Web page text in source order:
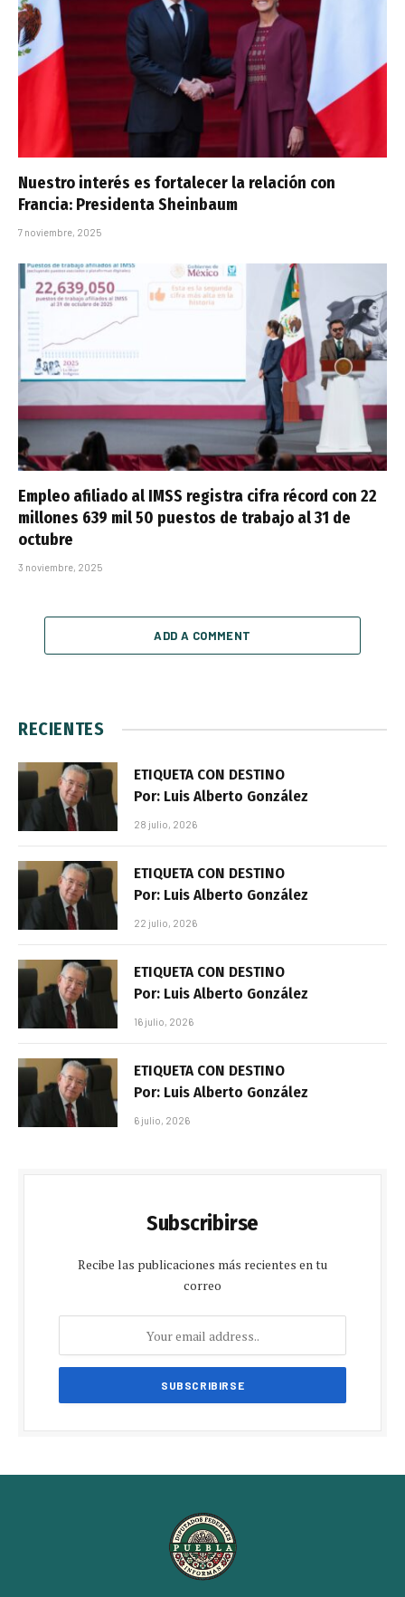
Nuestro interés es fortalecer la relación con
Francia: Presidenta Sheinbaum
7 noviembre, 2025
Empleo afiliado al IMSS registra cifra récord con 22
millones 639 mil 50 puestos de trabajo al 31 de
octubre
3 noviembre, 2025
ADD A COMMENT
RECIENTES
ETIQUETA CON DESTINO
Por: Luis Alberto González
28 julio, 2026
ETIQUETA CON DESTINO
Por: Luis Alberto González
22 julio, 2026
ETIQUETA CON DESTINO
Por: Luis Alberto González
16 julio, 2026
ETIQUETA CON DESTINO
Por: Luis Alberto González
6 julio, 2026
Subscribirse
Recibe las publicaciones más recientes en tu
correo